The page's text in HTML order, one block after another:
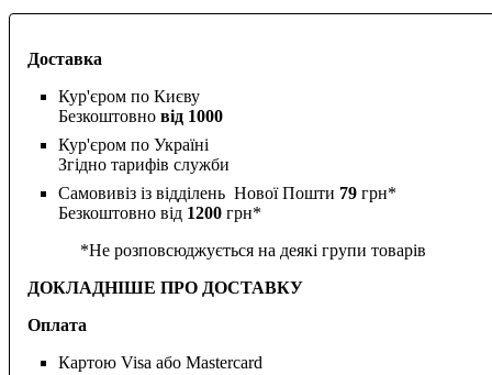
Доставка
Кур'єром по Києву
Безкоштовно від 1000
Кур'єром по Україні
Згідно тарифів служби
Самовивіз із відділень Нової Пошти 79 грн*
Безкоштовно від 1200 грн*
*Не розповсюджується на деякі групи товарів
ДОКЛАДНІШЕ ПРО ДОСТАВКУ
Оплата
Картою Visa або Mastercard